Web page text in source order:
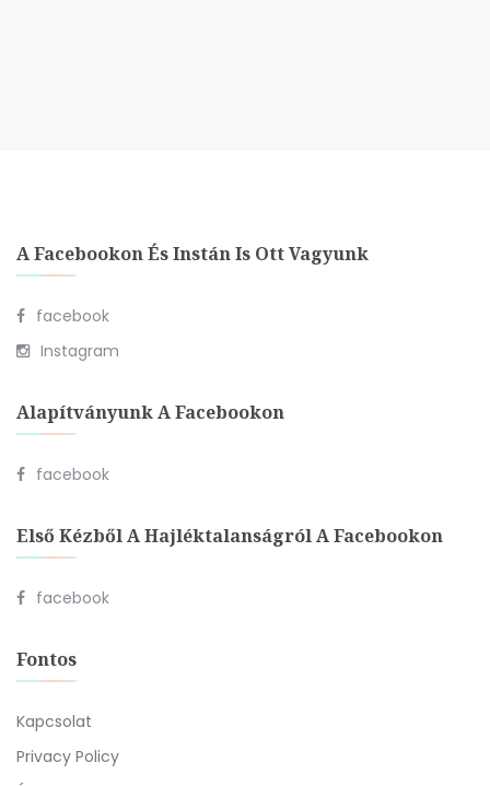
A Facebookon És Instán Is Ott Vagyunk
facebook
Instagram
Alapítványunk A Facebookon
facebook
Első Kézből A Hajléktalanságról A Facebookon
facebook
Fontos
Kapcsolat
Privacy Policy